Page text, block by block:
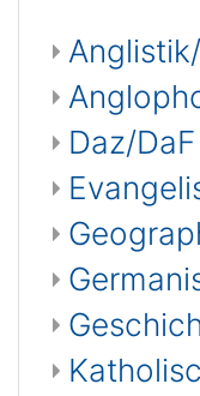
Daz/DaF